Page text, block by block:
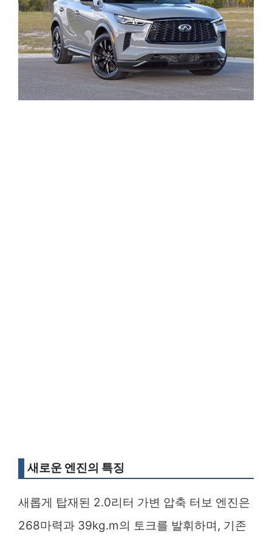
새로운 엔진의 특징
새롭게 탑재된 2.0리터 가변 압축 터보 엔진은
268마력과 39kg.m의 토크를 발휘하며, 기존